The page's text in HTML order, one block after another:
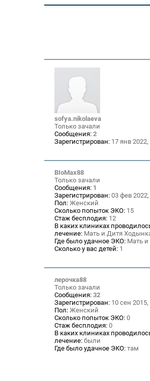
sofya.nikolaeva
Только зачали
Сообщения: 2
Зарегистрирован: 17 янв 2022,
BIoMax88
Только зачали
Сообщения: 1
Зарегистрирован: 03 фев 2022,
Пол: Женский
Сколько попыток ЭКО: 15
Стаж бесплодия: 12
В каких клиниках
лечение: Мать и Дитя
Где было удачное ЭКО: Мать и
Сколько у вас детей: 1
лерочка88
Только зачали
Сообщения: 32
Зарегистрирован: 10 сен 2015,
Пол: Женский
Сколько попыток ЭКО: 0
Стаж бесплодия: 0
В каких клиниках
лечение: были
Где было удачное ЭКО: там